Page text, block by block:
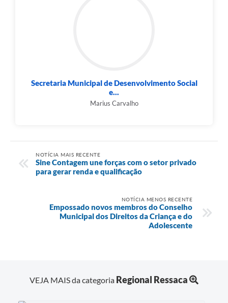
Secretaria Municipal de Desenvolvimento Social
e...
Marius Carvalho
NOTÍCIA MAIS RECENTE
Sine Contagem une forças com o setor privado
para gerar renda e qualificação
NOTÍCIA MENOS RECENTE
Empossado novos membros do Conselho
Municipal dos Direitos da Criança e do
Adolescente
VEJA MAIS da categoria Regional Ressaca